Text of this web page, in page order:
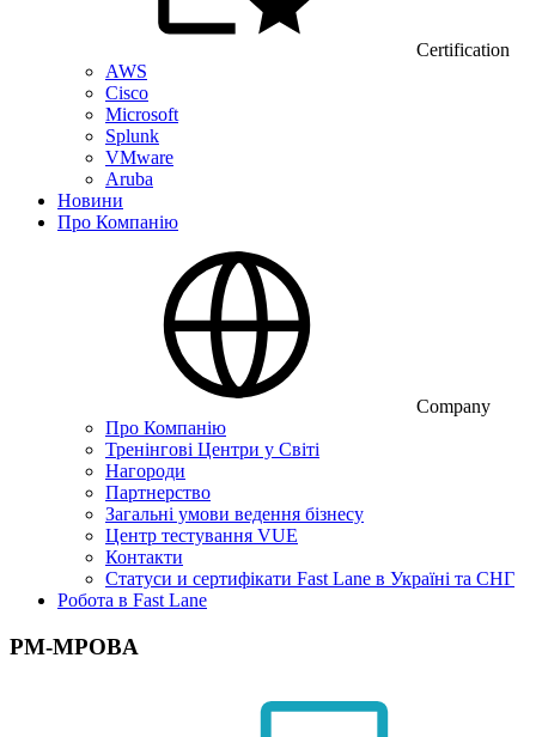
Certification
AWS
Cisco
Microsoft
Splunk
VMware
Aruba
Новини
Про Компанію
Company
Про Компанію
Тренінгові Центри у Світі
Нагороди
Партнерство
Загальні умови ведення бізнесу
Центр тестування VUE
Контакти
Статуси и сертифікати Fast Lane в Україні та СНГ
Робота в Fast Lane
PM-MPOBA